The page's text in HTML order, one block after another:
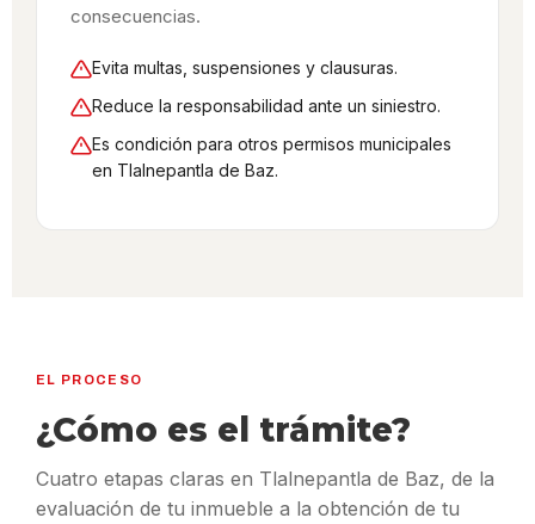
consecuencias.
Evita multas, suspensiones y clausuras.
Reduce la responsabilidad ante un siniestro.
Es condición para otros permisos municipales
en Tlalnepantla de Baz.
EL PROCESO
¿Cómo es el trámite?
Cuatro etapas claras en Tlalnepantla de Baz, de la
evaluación de tu inmueble a la obtención de tu